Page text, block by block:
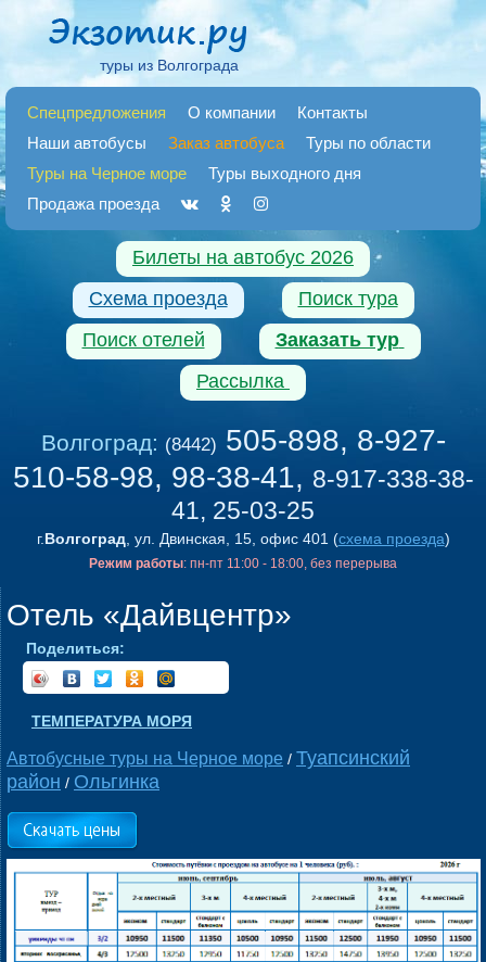
туры из Волгограда
Спецпредложения О компании
Контакты
Наши автобусы
Заказ автобуса
Туры по области
Туры на Черное море
Туры выходного дня
Продажа проезда
Билеты на автобус 2026
Схема проезда
Поиск тура
Поиск отелей
Заказать тур
Рассылка
Волгоград: (8442) 505-898, 8-927-
510-58-98, 98-38-41, 8-917-338-38-
41, 25-03-25
г.Волгоград, ул. Двинская, 15, офис 401 (схема проезда)
Режим работы: пн-пт 11:00 - 18:00, без перерыва
Отель «Дайвцентр»
Поделиться:
ТЕМПЕРАТУРА МОРЯ
Автобусные туры на Черное море / Туапсинский
район / Ольгинка